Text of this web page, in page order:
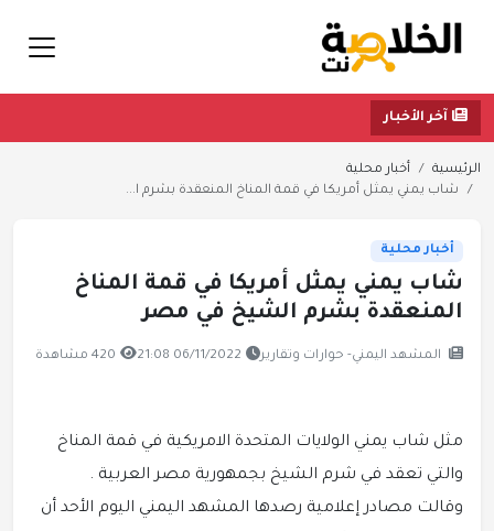
آخر الأخبار
الرئيسية
أخبار محلية
شاب يمني يمثل أمريكا في قمة المناخ المنعقدة بشرم ا...
أخبار محلية
شاب يمني يمثل أمريكا في قمة المناخ
المنعقدة بشرم الشيخ في مصر
المشهد اليمني- حوارات وتقارير 06/11/2022 21:08 420 مشاهدة
مثل شاب يمني الولايات المتحدة الامريكية في قمة المناخ
والتي تعقد في شرم الشيخ بجمهورية مصر العربية .
وقالت مصادر إعلامية رصدها المشهد اليمني اليوم الأحد أن